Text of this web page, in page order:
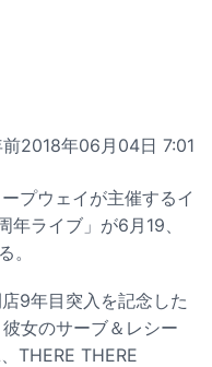
2018年06月04日 7:01
プウェイが主催するイ
ライブ」が6月19、
。
9年目突入を記念した
女のサーブ＆レシー
THERE THERE